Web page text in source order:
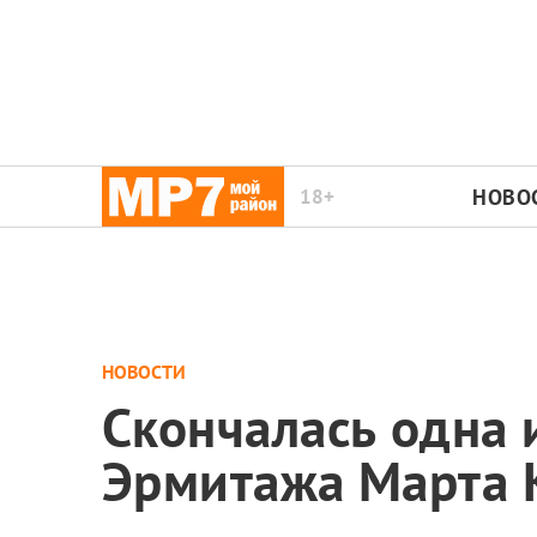
18+
НОВОСТИ
Скончалась одна
Эрмитажа Марта